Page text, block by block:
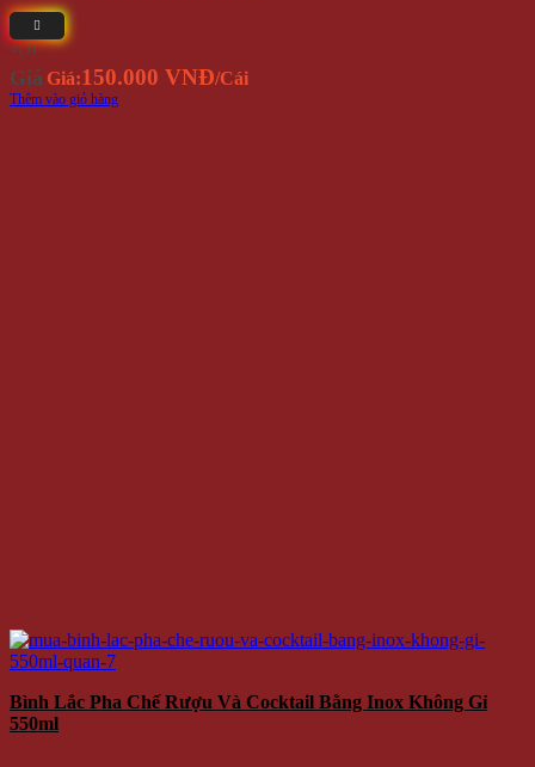
⭐(5)
Giá Giá:150.000 VNĐ/Cái
Thêm vào giỏ hàng
Bình Lắc Pha Chế Rượu Và Cocktail Bằng Inox Không Gỉ
550ml